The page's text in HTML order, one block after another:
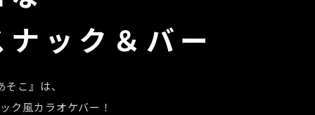
ック＆バー
こ』は、
ク風カラオケバー！